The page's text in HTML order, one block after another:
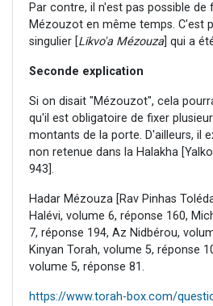
Par contre, il n'est pas possible de
Mézouzot en même temps. C'est
singulier [ Likvo'a Mézouza] qui a
Seconde explication
Si on disait "Mézouzot", cela
qu'il est obligatoire de fixer
montants de la porte. D'ailleurs, il
non retenue dans la Halakha
943].
Hadar Mézouza [Rav Pinhas
Halévi, volume 6, réponse 160,
7, réponse 194, Az Nidbérou,
Kinyan Torah, volume 5, réponse
volume 5, réponse 81.
https://www.torah-box.com/